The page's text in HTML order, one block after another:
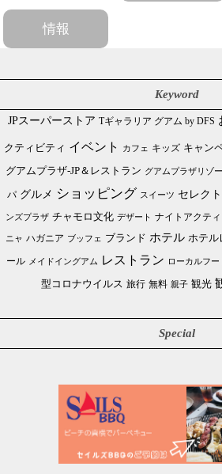
情報
Keyword
JPスーパーストア Tギャラリア グアム by DFS
クティビティ イベント カフェ キッズ キャン
グアムプラザ-JP＆レストラン グアムプラザリゾ
パ グルメ ショッピング スイーツ セレク
ンズプラザ チャモロ文化 デザート ナイトアクテ
ニャ ハガニア ブッフェ ブランド ホテル ホテル
ール メイドイングアム レストラン ローカルフー
型コロナウイルス 旅行 無料 親子 観光
Special